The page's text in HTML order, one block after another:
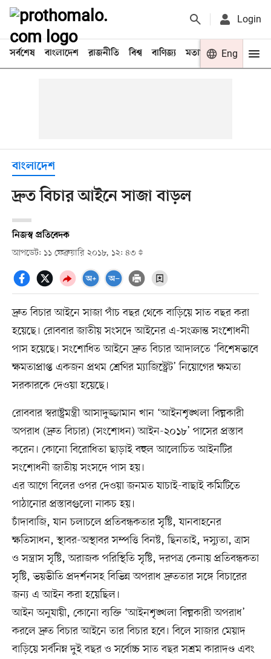
Login
সর্বশেষ বাংলাদেশ রাজনীতি বিশ্ব বাণিজ্য মতামত খেলা
Eng
বাংলাদেশ
দ্রুত বিচার আইনে সাজা বাড়ল
নিজস্ব প্রতিবেদক
আপডেট: ১১ ফেব্রুয়ারি ২০১৮, ১২: ৪৩
দ্রুত বিচার আইনে সাজা পাঁচ বছর থেকে বাড়িয়ে সাত বছর করা
হয়েছে। রোববার জাতীয় সংসদে আইনের এ-সংক্রান্ত সংশোধনী
পাস হয়েছে। সংশোধিত আইনে দ্রুত বিচার আদালতে ‘বিশেষভাবে
ক্ষমতাপ্রাপ্ত একজন প্রথম শ্রেণির ম্যাজিস্ট্রেট’ নিয়োগের ক্ষমতা
সরকারকে দেওয়া হয়েছে।
রোববার স্বরাষ্ট্রমন্ত্রী আসাদুজ্জামান খান ‘আইনশৃঙ্খলা বিঘ্নকারী
অপরাধ (দ্রুত বিচার) (সংশোধন) আইন-২০১৮’ পাসের প্রস্তাব
করেন। কোনো বিরোধিতা ছাড়াই বহুল আলোচিত আইনটির
সংশোধনী জাতীয় সংসদে পাস হয়।
এর আগে বিলের ওপর দেওয়া জনমত যাচাই-বাছাই কমিটিতে
পাঠানোর প্রস্তাবগুলো নাকচ হয়।
চাঁদাবাজি, যান চলাচলে প্রতিবন্ধকতার সৃষ্টি, যানবাহনের
ক্ষতিসাধন, স্থাবর-অস্থাবর সম্পত্তি বিনষ্ট, ছিনতাই, দস্যুতা, ত্রাস
ও সন্ত্রাস সৃষ্টি, অরাজক পরিস্থিতি সৃষ্টি, দরপত্র কেনায় প্রতিবন্ধকতা
সৃষ্টি, ভয়ভীতি প্রদর্শনসহ বিভিন্ন অপরাধ দ্রুততার সঙ্গে বিচারের
জন্য এ আইন করা হয়েছিল।
আইন অনুযায়ী, কোনো ব্যক্তি ‘আইনশৃঙ্খলা বিঘ্নকারী অপরাধ’
করলে দ্রুত বিচার আইনে তার বিচার হবে। বিলে সাজার মেয়াদ
বাড়িয়ে সর্বনিম্ন দুই বছর ও সর্বোচ্চ সাত বছর সশ্রম কারাদণ্ড এবং